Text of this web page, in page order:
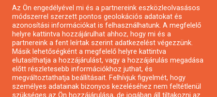
Pályázatok magánszemélyeknek
Pályázatok civil szervezeteknek
Pályázatok vállalkozásoknak
Önkormányzati pályázatok
Mezőgazdasági pályázatok
Az Ön engedélyével mi és a partnereink eszközleolvasásos
módszerrel szerzett pontos geolokációs adatokat és
azonosítási információkat is felhasználhatunk. A megfelelő
helyre kattintva hozzájárulhat ahhoz, hogy mi és a
partnereink a fent leírtak szerint adatkezelést végezzünk.
Másik lehetőségként a megfelelő helyre kattintva
elutasíthatja a hozzájárulást, vagy a hozzájárulás megadása
előtt részletesebb információkhoz juthat, és
megváltoztathatja beállításait. Felhívjuk figyelmét, hogy
személyes adatainak bizonyos kezeléséhez nem feltétlenül
szükséges az Ön hozzájárulása, de jogában áll tiltakozni az